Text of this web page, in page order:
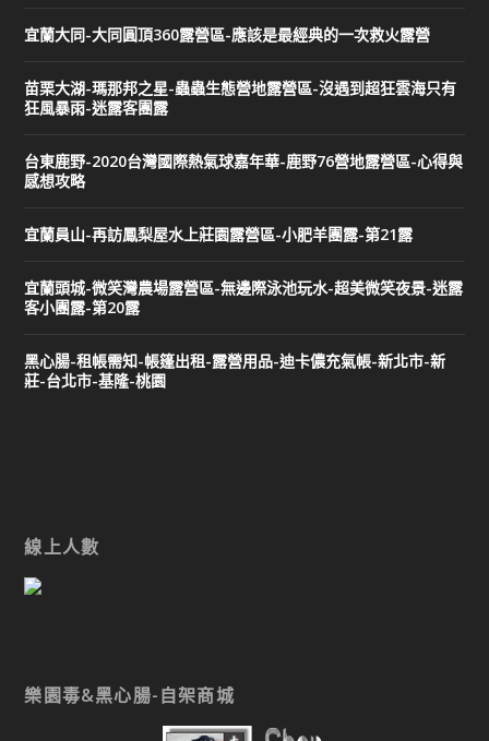
宜蘭大同-大同圓頂360露營區-應該是最經典的一次救火露營
苗栗大湖-瑪那邦之星-蟲蟲生態營地露營區-沒遇到超狂雲海只有
狂風暴雨-迷露客團露
台東鹿野-2020台灣國際熱氣球嘉年華-鹿野76營地露營區-心得與
感想攻略
宜蘭員山-再訪鳳梨屋水上莊園露營區-小肥羊團露-第21露
宜蘭頭城-微笑灣農場露營區-無邊際泳池玩水-超美微笑夜景-迷露
客小團露-第20露
黑心腸-租帳需知-帳篷出租-露營用品-迪卡儂充氣帳-新北市-新
莊-台北市-基隆-桃園
線上人數
樂園毒&黑心腸-自架商城